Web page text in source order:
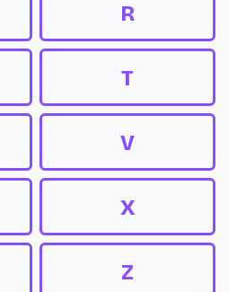
R
T
V
X
Z